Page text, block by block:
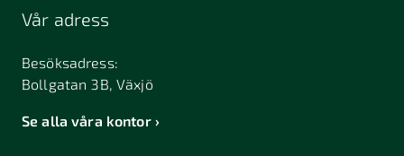
Vår adress
Besöksadress:
Bollgatan 3B, Växjö
Se alla våra kontor